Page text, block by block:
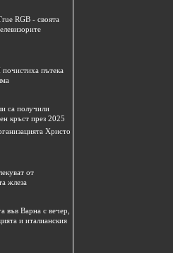
RGB - своята
пътека
са получили
кръст през 2025
Христо
от
жлеза
във Варна с вечер,
и италианския